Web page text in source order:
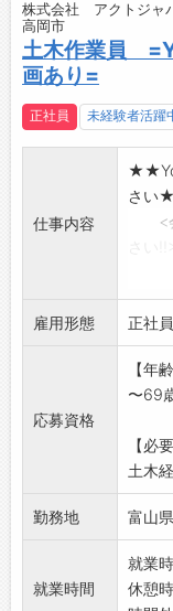
株式会社 アクトジャ
高岡市
土木作業員
画あり=
正社員 未経験者活躍
仕事内容
さい
<会
公共
・重
・二
・
※経
※初め
軽作
【変
雇用形態 正社員
応募資格
【年
〜69
【必
土木
勤務地 富山
就業時間
就業
休憩